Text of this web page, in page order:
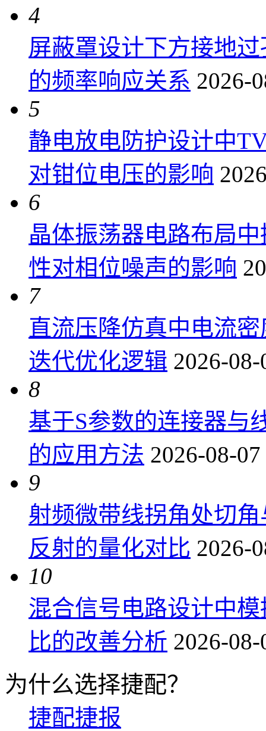
4
屏蔽罩设计下方接地
的频率响应关系 2026-
5
静电放电防护设计中
对钳位电压的影响
6
晶体振荡器电路布局
性对相位噪声的影响
7
直流压降仿真中电流
迭代优化逻辑 2026-
8
基于S参数的连接器与
的应用方法 2026-08-
9
射频微带线拐角处切
反射的量化对比 2026-
10
混合信号电路设计中
比的改善分析 2026-
为什么选择捷配？
捷配捷报